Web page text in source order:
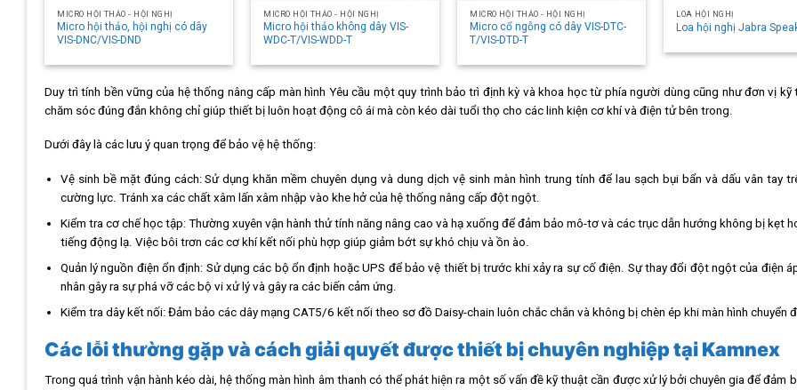
MICRO HỘI THẢO - HỘI NGHỊ
Micro hội thảo, hội nghị có dây
VIS-DNC/VIS-DND
MICRO HỘI THẢO - HỘI NGHỊ
Micro hội thảo không dây VIS-
WDC-T/VIS-WDD-T
MICRO HỘI THẢO - HỘI NGHỊ
Micro cổ ngỗng có dây VIS-DTC-
T/VIS-DTD-T
LOA HỘI NGHỊ
Loa hội nghị Jabra
Duy trì tính bền vững của hệ thống nâng cấp màn hình Yêu cầu một quy trình bảo trì định kỳ và khoa học từ phía người dùng cũng như đơn vị kỹ
chăm sóc đúng đắn không chỉ giúp thiết bị luôn hoạt động cô ái mà còn kéo dài tuổi thọ cho các linh kiện cơ khí và điện tử bên trong.
Dưới đây là các lưu ý quan trọng để bảo vệ hệ thống:
Vệ sinh bề mặt đúng cách: Sử dụng khăn mềm chuyên dụng và dung dịch vệ sinh màn hình trung tính để lau sạch bụi bẩn và dấu vân tay
cường lực. Tránh xa các chất xâm lấn xâm nhập vào khe hở của hệ thống nâng cấp đột ngột.
Kiểm tra cơ chế học tập: Thường xuyên vận hành thử tính năng nâng cao và hạ xuống để đảm bảo mô-tơ và các trục dẫn hướng không bị kẹt
tiếng động lạ. Việc bôi trơn các cơ khí kết nối phù hợp giúp giảm bớt sự khó chịu và ồn ào.
Quản lý nguồn điện ổn định: Sử dụng các bộ ổn định hoặc UPS để bảo vệ thiết bị trước khi xảy ra sự cố điện. Sự thay đổi đột ngột của điện
nhân gây ra sự phá vỡ các bộ vi xử lý và gây ra các biến cảm ứng.
Kiểm tra dây kết nối: Đảm bảo các dây mạng CAT5/6 kết nối theo sơ đồ Daisy-chain luôn chắc chắn và không bị chèn ép khi màn hình chuyển
Các lỗi thường gặp và cách giải quyết được thiết bị chuyên nghiệp tại Kamnex
Trong quá trình vận hành kéo dài, hệ thống màn hình âm thanh có thể phát hiện ra một số vấn đề kỹ thuật cần được xử lý bởi chuyên gia để đảm